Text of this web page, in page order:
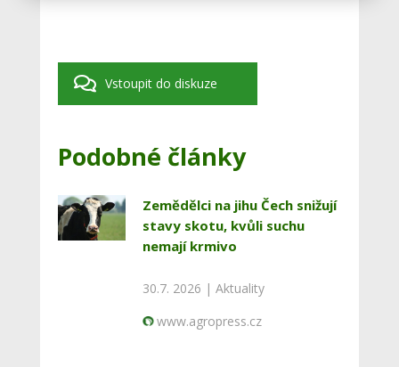
Vstoupit do diskuze
Podobné články
Zemědělci na jihu Čech snižují
stavy skotu, kvůli suchu
nemají krmivo
30.7. 2026 | Aktuality
www.agropress.cz